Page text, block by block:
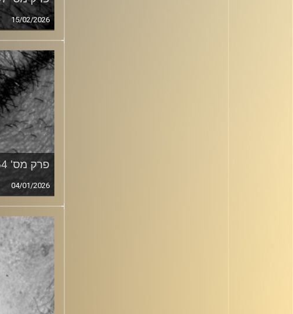
15/02/2026
פרק מס' 354
04/01/2026